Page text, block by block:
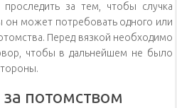
за тем, чтобы случка
он может потребовать одного или
Перед вязкой необходимо
чтобы в дальнейшем не было
потомством